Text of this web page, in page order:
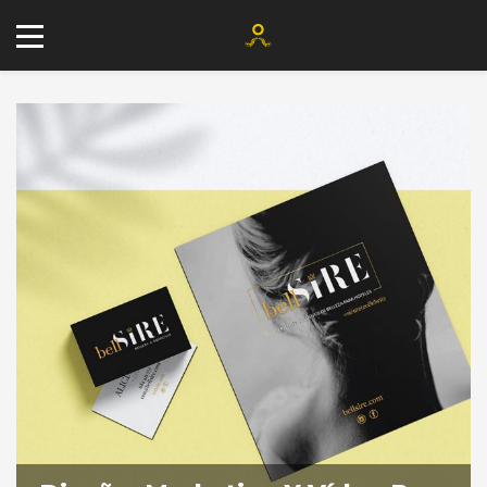
+34 677 802 482
info@agenciayablochkov.com
Romero 22, 41219 Las Pajanosas.